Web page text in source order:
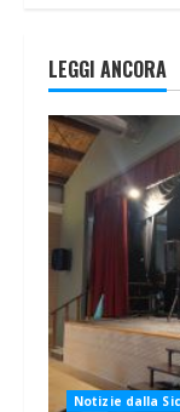
LEGGI ANCORA
Notizie dalla